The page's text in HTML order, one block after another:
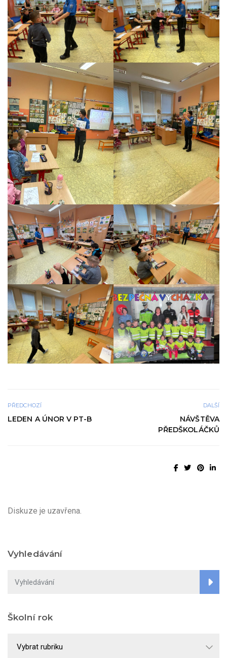
PŘEDCHOZÍ
LEDEN A ÚNOR V PT-B
DALŠÍ
NÁVŠTĚVA
PŘEDŠKOLÁČKŮ
Diskuze je uzavřena.
Vyhledávání
Školní rok
rok